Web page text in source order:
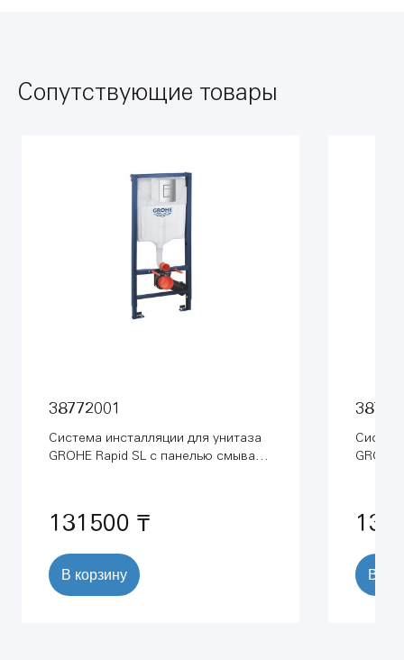
Сопутствующие товары
38772001
Система инсталляции для унитаза
GROHE Rapid SL с панелью смыва
131500 ₸
В корзину В